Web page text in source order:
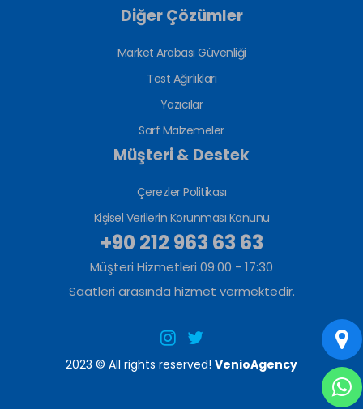
Diğer Çözümler
Market Arabası Güvenliği
Test Ağırlıkları
Yazıcılar
Sarf Malzemeler
Müşteri & Destek
Çerezler Politikası
Kişisel Verilerin Korunması Kanunu
+90 212 963 63 63
Müşteri Hizmetleri 09:00 - 17:30
Saatleri arasında hizmet vermektedir.
2023 © All rights reserved! VenioAgency